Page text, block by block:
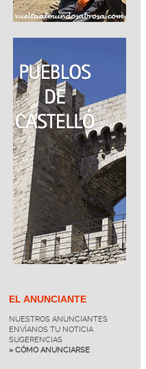
EL ANUNCIANTE
NUESTROS ANUNCIANTES
ENVÍANOS TU NOTICIA
SUGERENCIAS
» CÓMO ANUNCIARSE